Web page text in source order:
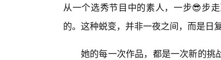
从一个选秀节目中的素人，一步😎步
的。这种蜕变，并非一夜之间，而是日
她的每一次作品，都是一次新的挑